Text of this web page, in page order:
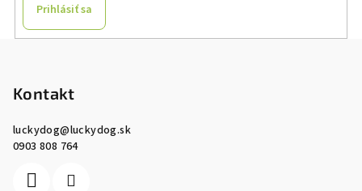
Prihlásiť sa
Kontakt
luckydog@luckydog.sk
0903 808 764